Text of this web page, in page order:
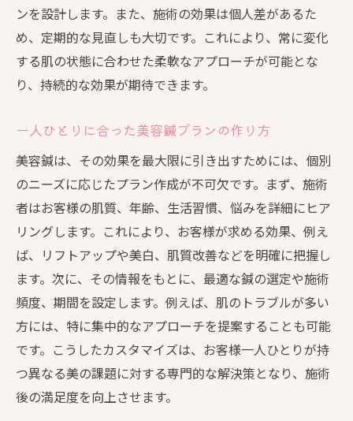
ターゲットに応じた鍼施術の組み合わせ
肌の悩みに対応する美容鍼の具体例
効果的な美容鍼プランの継続的な見直し
施術後のフォローアップで効果を持続
ズドアプローチ
生活習慣に基づく美容鍼の最適化
個別のライフスタイルに合った施術提案
美容鍼がサポートする健康的な生活
ライフスタイルの変化に対応した施術計画
ストレス管理と美容鍼の相乗効果
日常ケアと美容鍼の効果的な組み合わせ
美容鍼オーダーメイドプランで肌の悩みを解決
する秘訣
美容鍼がもたらす肌トラブルの解消法
シミやくすみに特化した美容鍼施術
ンを設計します。また、施術の効果は個人差があるた
め、定期的な見直しも大切です。これにより、常に変化
する肌の状態に合わせた柔軟なアプローチが可能とな
り、持続的な効果が期待できます。
一人ひとりに合った美容鍼プランの作り方
美容鍼は、その効果を最大限に引き出すためには、個別
のニーズに応じたプラン作成が不可欠です。まず、施術
者はお客様の肌質、年齢、生活習慣、悩みを詳細にヒア
リングします。これにより、お客様が求める効果、例え
ば、リフトアップや美白、肌質改善などを明確に把握し
ます。次に、その情報をもとに、最適な鍼の選定や施術
頻度、期間を設定します。例えば、肌のトラブルが多い
方には、特に集中的なアプローチを提案することも可能
です。こうしたカスタマイズは、お客様一人ひとりが持
つ異なる美の課題に対する専門的な解決策となり、施術
後の満足度を向上させます。